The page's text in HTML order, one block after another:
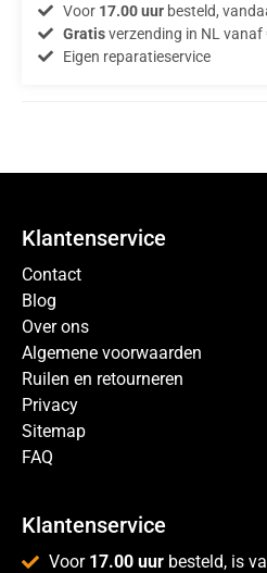
Voor 17.00 uurbesteld,
Gratisverzending in NL vanaf
Eigen reparatieservice
Klantenservice
Contact
Blog
Over ons
Algemene voorwaarden
Ruilen en retourneren
Privacy
Sitemap
FAQ
Klantenservice
Voor 17.00 uur besteld, is